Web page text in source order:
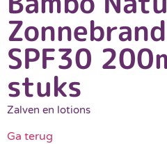
SPF30
stuks
Zalven en lotions
Ga terug